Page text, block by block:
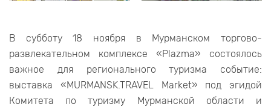
В субботу 18 ноября в Мурманском торгово-
развлекательном комплексе «Plazma» состоялось
важное для регионального туризма событие:
выставка «MURMANSK.TRAVEL Market» под эгидой
Комитета по туризму Мурманской области и